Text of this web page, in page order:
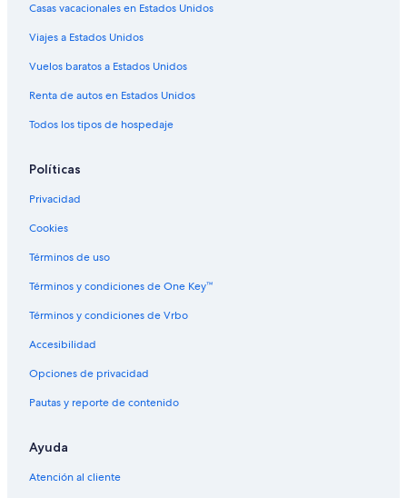
Hoteles baratos en Condado de Denver
Hoteles en Este
Hoteles cerca de Jardín botánico de Denver
Hoteles de Motel 6 en Speer
Hoteles en Speer
Casas vacacionales en Estados Unidos
Viajes a Estados Unidos
Vuelos baratos a Estados Unidos
Renta de autos en Estados Unidos
Todos los tipos de hospedaje
Políticas
Privacidad
Cookies
Términos de uso
Términos y condiciones de One Key™
Términos y condiciones de Vrbo
Accesibilidad
Opciones de privacidad
Pautas y reporte de contenido
Ayuda
Atención al cliente